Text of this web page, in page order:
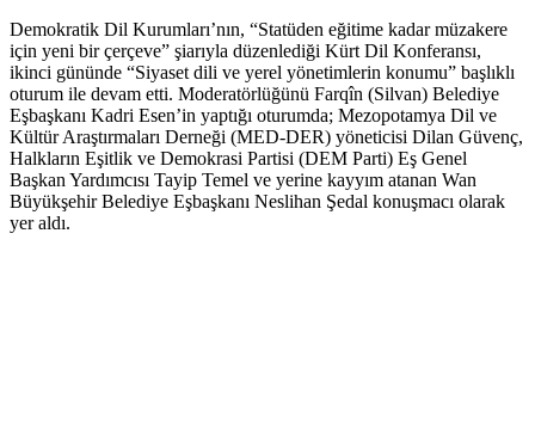
Demokratik Dil Kurumları’nın, “Statüden eğitime kadar müzakere
için yeni bir çerçeve” şiarıyla düzenlediği Kürt Dil Konferansı,
ikinci gününde “Siyaset dili ve yerel yönetimlerin konumu” başlıklı
oturum ile devam etti. Moderatörlüğünü Farqîn (Silvan) Belediye
Eşbaşkanı Kadri Esen’in yaptığı oturumda; Mezopotamya Dil ve
Kültür Araştırmaları Derneği (MED-DER) yöneticisi Dilan Güvenç,
Halkların Eşitlik ve Demokrasi Partisi (DEM Parti) Eş Genel
Başkan Yardımcısı Tayip Temel ve yerine kayyım atanan Wan
Büyükşehir Belediye Eşbaşkanı Neslihan Şedal konuşmacı olarak
yer aldı.